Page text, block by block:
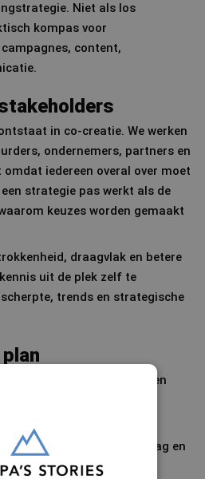
Niet als los
kompas voor
content,
in co-creatie. We werken
ondernemers, partners en
iedereen overal over moet
strategie pas werkt als de
keuzes worden gemaakt
draagvlak en betere
uit de plek zelf te
trends en strategische
de belangrijkste bouwstenen
reisgedrag, mediagedrag en